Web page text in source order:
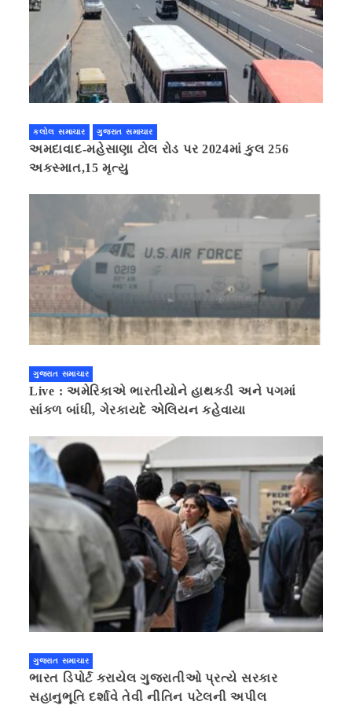
કલોલ સમાચાર ગુજરાત સમાચાર
અમદાવાદ-મહેસાણા ટોલ રોડ પર 2024માં કુલ 256
અકસ્માત,15 મૃત્યુ
ગુજરાત સમાચાર
Live : અમેરિકાએ ભારતીયોને હાથકડી અને પગમાં
સાંકળ બાંધી, ગેરકાયદે એલિયન કહેવાયા
ગુજરાત સમાચાર
ભારત ડિપોર્ટ કરાયેલ ગુજરાતીઓ પ્રત્યે સરકાર
સહાનુભૂતિ દર્શાવે તેવી નીતિન પટેલની અપીલ